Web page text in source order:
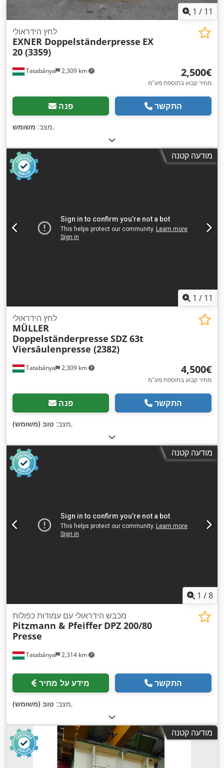
1 / 11
Tatabánya 2,309 km
לחץ הידראולי
EXNER Doppelständerpresse EX
20 (3359)
‏2,500 ‏€
מחיר קבוע בתוספת מע"מ
פנה התקשר
מצב: משומש ,
מודעה קטנה
1 / 11
Tatabánya 2,309 km
לחץ הידראולי
MÜLLER
Doppelständerpresse SDZ 63t
Viersäulenpresse (2382)
‏4,500 ‏€
מחיר קבוע בתוספת מע"מ
פנה התקשר
מצב: טוב (משומש) ,
מודעה קטנה
1 /8
Tatabánya 2,314 km
מכבש הידראולי עם עמודות כפולות
Pitzmann & Pfeiffer DPZ 200/80
Presse
מידע על מחיר התקשר
מצב: טוב (משומש) ,
מודעה קטנה